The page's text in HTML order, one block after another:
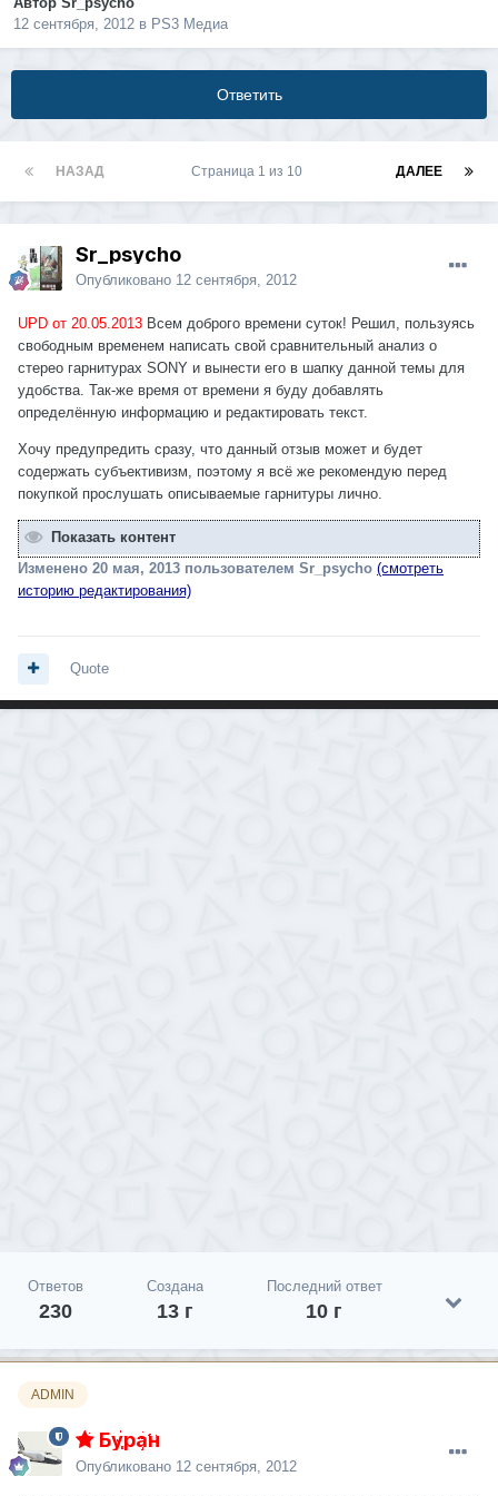
12 сентября, 2012 в PS3 Медиа
Ответить
НАЗАД ДАЛЕЕ
Страница 1 из 10
Sr_psycho
Опубликовано 12 сентября, 2012
UPD от 20.05.2013 Всем доброго времени суток! Решил, пользуясь
свободным временем написать свой сравнительный анализ о
стерео гарнитурах SONY и вынести его в шапку данной темы для
удобства. Так-же время от времени я буду добавлять
определённую информацию и редактировать текст.
Хочу предупредить сразу, что данный отзыв может и будет
содержать субъективизм, поэтому я всё же рекомендую перед
покупкой прослушать описываемые гарнитуры лично.
Показать контент
Изменено 20 мая, 2013 пользователем Sr_psycho (смотреть
историю редактирования)
Quote
Ответов
230
Создана
13 г
Последний ответ
10 г
ADMIN
Буран
Опубликовано 12 сентября, 2012